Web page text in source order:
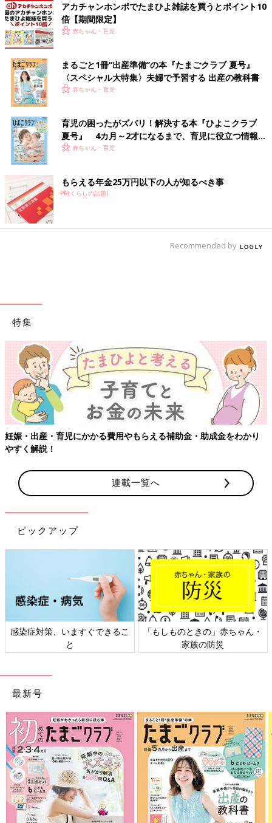
びましょう。おすすめは、『押入れの秘密基地づくり』です。秘
密基地というフレーズだけでどうにかなります。布団や電気、食
料に飲み物などいろいろと持ち込みます。家中に小さなテントを
立てるのもおもしろいですよ。テーブルにシーツをかけるだけで
も、立派な秘密基地になります。
◾️雨を楽しむ！
思い切って雨の中、出かけていきましょう。長靴にレインコー
とちょっと違う景色です。こんなときに安全のお話や、歩き方の
注意を心に余裕を持って伝えましょう。帰ってきたら、もちろん
お風呂にGOです。風邪を引かないようにしましょう。
◾️ICT（デジタルツール）を活用しよう
パソコンやスマホ、タブレットの活用も一つの手段です。今は、
動画やゲーム、子ども用のアプリなどもいろいろと充実していま
す。ただしこれらにすべてを丸投げはやめましょう。保護者の方
と一緒に見たりして遊び、親子のコミュニケーションの一つのツ
ールとして活用してほしいのです。また1時間ICTを使ったら、同
ます」（小崎恭弘さん）
お風呂で育てる理系男子？！[ハハのさけ
び #88]
お風呂で育てる理系男子？！[ハハのさけび
#88]子どもとの、１日の終わりのお風呂タイ
ム。みなさんどう過ごしていますか？「今日は
保育園でなにして遊んだのー？」など、ゆっく
りおしゃべりするのも良いですが・・・
雨の日が続くと、遊びがマンネリ化することも。雨の日にしかで
きない遊びを親子で見つけられるといいですね。
※文中のコメントは「たまひよ」アプリユーザーから集めた体験
談を再編集したものです。
アカチャンホンポでたまひよ雑誌を買うとポイント10
倍【期間限定】
赤ちゃん・育児
まるごと1冊“出産準備”の本『たまごクラブ 夏号』
〈スペシャル大特集〉夫婦で予習する 出産の教科書
赤ちゃん・育児
育児の困ったがズバリ！解決する本『ひよこクラブ
夏号』 4カ月～2才になるまで、育児に役立つ情報が
いっぱい！
赤ちゃん・育児
もらえる年金25万円以下の人が知るべき事
PR(くらしの話題)
Recommended by
特集
妊娠・出産・育児にかかる費用やもらえる補助金・助成金をわかり
やすく解説！
連載一覧へ
ピックアップ
感染症対策、いますぐできるこ
と
「もしものときの」赤ちゃん・
家族の防災
最新号